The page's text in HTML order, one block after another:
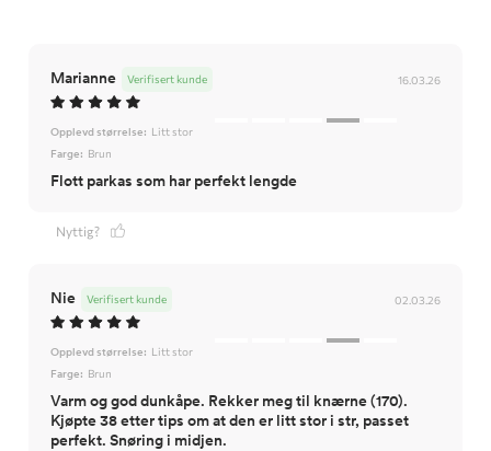
Marianne 16.03.26
Verifisert kunde
Opplevd størrelse: Litt stor
Farge: Brun
Flott parkas som har perfekt lengde
Nyttig?
Nie 02.03.26
Verifisert kunde
Opplevd størrelse: Litt stor
Farge: Brun
Varm og god dunkåpe. Rekker meg til knærne (170).
Kjøpte 38 etter tips om at den er litt stor i str, passet
perfekt. Snøring i midjen.